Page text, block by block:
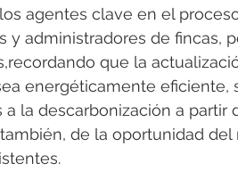
agentes clave en el
y administradores de fincas,
que la
energéticamente eficiente,
la descarbonización a partir
de la oportunidad